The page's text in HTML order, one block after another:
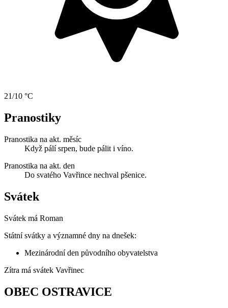
21/10 °C
Pranostiky
Pranostika na akt. měsíc
Když pálí srpen, bude pálit i víno.
Pranostika na akt. den
Do svatého Vavřince nechval pšenice.
Svátek
Svátek má Roman
Státní svátky a významné dny na dnešek:
Mezinárodní den původního obyvatelstva
Zítra má svátek Vavřinec
OBEC OSTRAVICE